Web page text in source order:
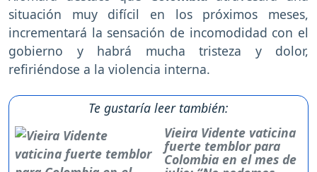
situación muy difícil en los próximos meses,
incrementará la sensación de incomodidad con el
gobierno y habrá mucha tristeza y dolor,
refiriéndose a la violencia interna.
Te gustaría leer también:
Vieira Vidente vaticina
fuerte temblor para
Colombia en el mes de